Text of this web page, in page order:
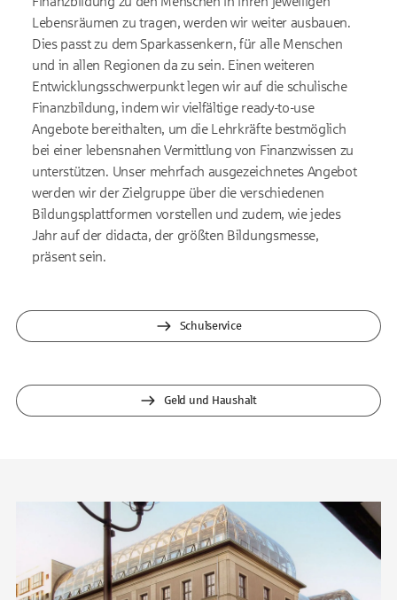
Lebensräumen zu tragen, werden wir weiter ausbauen.
Dies passt zu dem Sparkassenkern, für alle Menschen
und in allen Regionen da zu sein. Einen weiteren
Entwicklungsschwerpunkt legen wir auf die schulische
Finanzbildung, indem wir vielfältige ready-to-use
Angebote bereithalten, um die Lehrkräfte bestmöglich
bei einer lebensnahen Vermittlung von Finanzwissen zu
unterstützen. Unser mehrfach ausgezeichnetes Angebot
werden wir der Zielgruppe über die verschiedenen
Bildungsplattformen vorstellen und zudem, wie jedes
Jahr auf der didacta, der größten Bildungsmesse,
präsent sein.
Schulservice
Geld und Haushalt